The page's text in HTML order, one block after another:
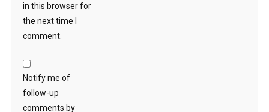
in this browser for
the next time I
comment.
Notify me of
follow-up
comments by